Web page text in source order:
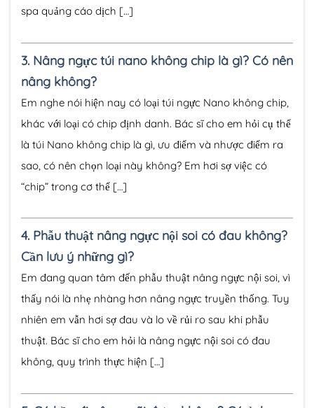
spa quảng cáo dịch […]
3. Nâng ngực túi nano không chip là gì? Có nên
nâng không?
Em nghe nói hiện nay có loại túi ngực Nano không chip,
khác với loại có chip định danh. Bác sĩ cho em hỏi cụ thể
là túi Nano không chip là gì, ưu điểm và nhược điểm ra
sao, có nên chọn loại này không? Em hơi sợ việc có
“chip” trong cơ thể […]
4. Phẫu thuật nâng ngực nội soi có đau không?
Cần lưu ý những gì?
Em đang quan tâm đến phẫu thuật nâng ngực nội soi, vì
thấy nói là nhẹ nhàng hơn nâng ngực truyền thống. Tuy
nhiên em vẫn hơi sợ đau và lo về rủi ro sau khi phẫu
thuật. Bác sĩ cho em hỏi là nâng ngực nội soi có đau
không, quy trình thực hiện […]